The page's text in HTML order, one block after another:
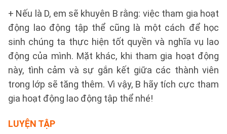
+ Nếu là D, em sẽ khuyên B rằng: việc tham gia hoạt
động lao động tập thể cũng là một cách để học
sinh chúng ta thực hiện tốt quyền và nghĩa vụ lao
động của mình. Mặt khác, khi tham gia hoạt động
này, tình cảm và sự gắn kết giữa các thành viên
trong lớp sẽ tăng thêm. Vì vậy, B hãy tích cực tham
gia hoạt động lao động tập thể nhé!
LUYỆN TẬP